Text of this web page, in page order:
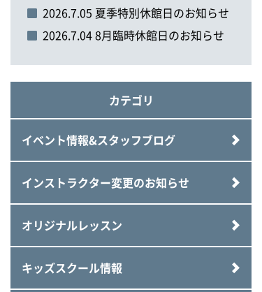
2026.7.05 夏季特別休館日のお知らせ
2026.7.04 8月臨時休館日のお知らせ
カテゴリ
イベント情報&スタッフブログ
インストラクター変更のお知らせ
オリジナルレッスン
キッズスクール情報